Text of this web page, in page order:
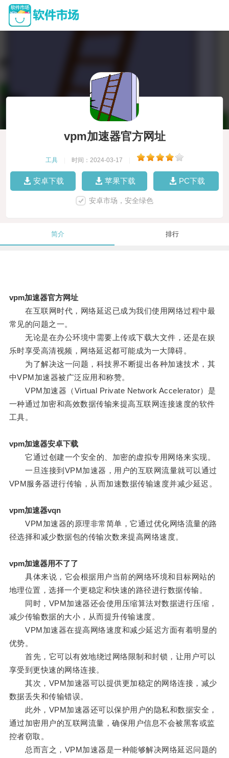
vpm加速器官方网址
工具 时间：2024-03-17
安卓下载 苹果下载 PC下载
安卓市场，安全绿色
简介 排行
vpm加速器官方网址
在互联网时代，网络延迟已成为我们使用网络过程中最
常见的问题之一。
无论是在办公环境中需要上传或下载大文件，还是在娱
乐时享受高清视频，网络延迟都可能成为一大障碍。
为了解决这一问题，科技界不断提出各种加速技术，其
中VPM加速器被广泛应用和称赞。
VPM加速器（Virtual Private Network Accelerator）是
一种通过加密和高效数据传输来提高互联网连接速度的软件
工具。
vpm加速器安卓下载
它通过创建一个安全的、加密的虚拟专用网络来实现。
一旦连接到VPM加速器，用户的互联网流量就可以通过
VPM服务器进行传输，从而加速数据传输速度并减少延迟。
vpm加速器vqn
VPM加速器的原理非常简单，它通过优化网络流量的路
径选择和减少数据包的传输次数来提高网络速度。
vpm加速器用不了了
具体来说，它会根据用户当前的网络环境和目标网站的
地理位置，选择一个更稳定和快速的路径进行数据传输。
同时，VPM加速器还会使用压缩算法对数据进行压缩，
减少传输数据的大小，从而提升传输速度。
VPM加速器在提高网络速度和减少延迟方面有着明显的
优势。
首先，它可以有效地绕过网络限制和封锁，让用户可以
享受到更快速的网络连接。
其次，VPM加速器可以提供更加稳定的网络连接，减少
数据丢失和传输错误。
此外，VPM加速器还可以保护用户的隐私和数据安全，
通过加密用户的互联网流量，确保用户信息不会被黑客或监
控者窃取。
总而言之，VPM加速器是一种能够解决网络延迟问题的